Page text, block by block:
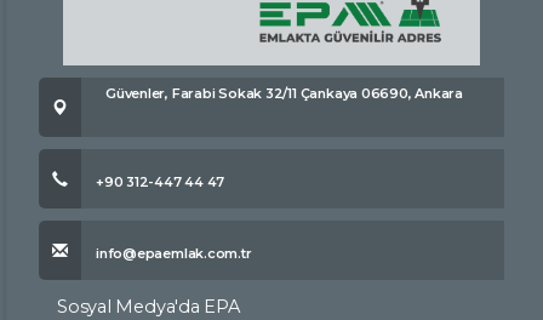
Güvenler, Farabi Sokak 32/11 Çankaya 06690, Ankara
+90 312-447 44 47
info@epaemlak.com.tr
Sosyal Medya'da EPA